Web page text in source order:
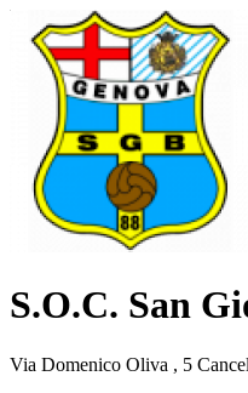
S.O.C. San
Via Domenico Oliva , 5